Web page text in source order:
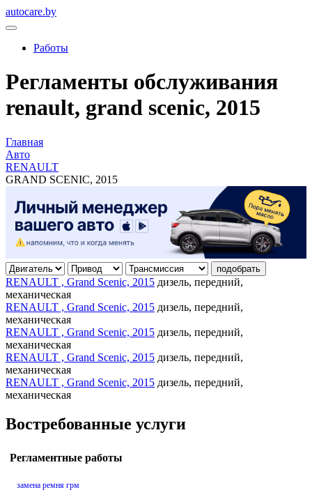
autocare.by
Работы
Регламенты обслуживания
renault, grand scenic, 2015
Главная
Авто
RENAULT
GRAND SCENIC, 2015
подобрать
RENAULT , Grand Scenic, 2015 дизель, передний,
механическая
RENAULT , Grand Scenic, 2015 дизель, передний,
механическая
RENAULT , Grand Scenic, 2015 дизель, передний,
механическая
RENAULT , Grand Scenic, 2015 дизель, передний,
механическая
RENAULT , Grand Scenic, 2015 дизель, передний,
механическая
Востребованные услуги
Регламентные работы
замена ремня грм